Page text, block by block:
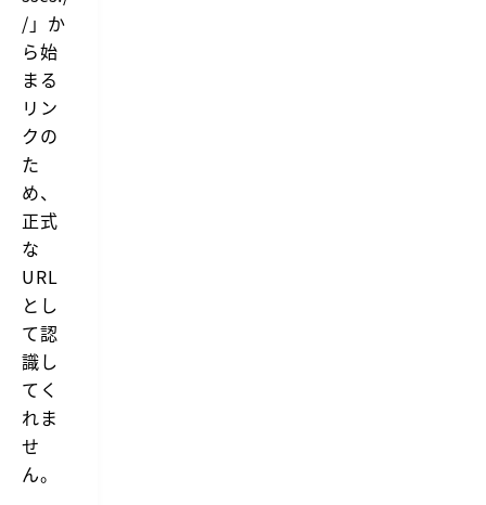
/」か
ら始
まる
リン
クの
た
め、
正式
な
URL
とし
て認
識し
てく
れま
せ
ん。